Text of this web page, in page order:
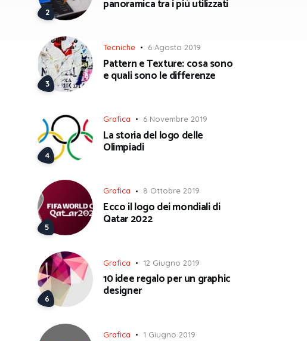
panoramica tra i più utilizzati
Tecniche 6 Agosto 2019
Pattern e Texture: cosa sono
e quali sono le differenze
Grafica 6 Novembre 2019
La storia del logo delle
Olimpiadi
Grafica 8 Ottobre 2019
Ecco il logo dei mondiali di
Qatar 2022
Grafica 12 Giugno 2019
10 idee regalo per un graphic
designer
Grafica 1 Giugno 2019